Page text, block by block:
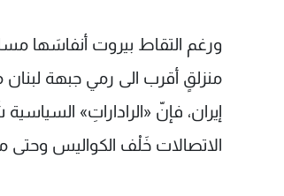
ورغم التقاط بيروت أنفاسَها
منزلقٍ أقرب الى رمي جبهة
إيران، فإنّ «الراداراتِ»
الاتصالات خَلْف الكواليس وحتى